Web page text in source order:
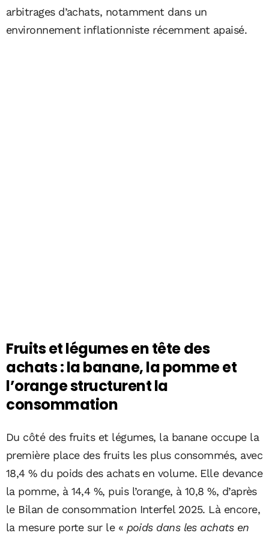
arbitrages d’achats, notamment dans un
environnement inflationniste récemment apaisé.
Fruits et légumes en tête des
achats : la banane, la pomme et
l’orange structurent la
consommation
Du côté des fruits et légumes, la banane occupe la
première place des fruits les plus consommés, avec
18,4 % du poids des achats en volume. Elle devance
la pomme, à 14,4 %, puis l’orange, à 10,8 %, d’après
le Bilan de consommation Interfel 2025. Là encore,
la mesure porte sur le « poids dans les achats en